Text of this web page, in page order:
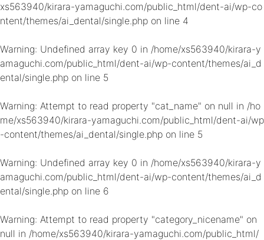
g
i
o
xs563940/kirara-yamaguchi.com/public_html/dent-ai/wp-co
ntent/themes/ai_dental/single.php on line 4
Warning: Undefined array key 0 in /home/xs563940/kirara-y
amaguchi.com/public_html/dent-ai/wp-content/themes/ai_d
ental/single.php on line 5
Warning: Attempt to read property "cat_name" on null in /ho
me/xs563940/kirara-yamaguchi.com/public_html/dent-ai/wp
-content/themes/ai_dental/single.php on line 5
Warning: Undefined array key 0 in /home/xs563940/kirara-y
amaguchi.com/public_html/dent-ai/wp-content/themes/ai_d
ental/single.php on line 6
Warning: Attempt to read property "category_nicename" on
null in /home/xs563940/kirara-yamaguchi.com/public_html/